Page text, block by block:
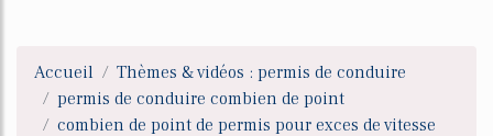
Accueil
Thèmes & vidéos : permis de conduire
permis de conduire combien de point
combien de point de permis pour exces de vitesse